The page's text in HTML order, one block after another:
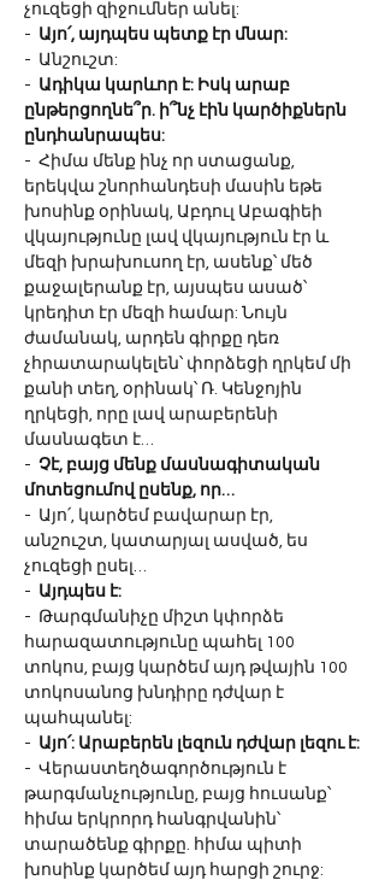
չուզեցի զիջումներ անել:
- Այո՛, այդպես պետք էր մնար:
-  Անշուշտ:
- Ադիկա կարևոր է: Իսկ արաբ
ընթերցողնե՞ր. ի՞նչ էին կարծիքներն
ընդհանրապես:
-  Հիմա մենք ինչ որ ստացանք,
երեկվա շնորհանդեսի մասին եթե
խոսինք օրինակ, Աբդուլ Աբագիեի
վկայությունը լավ վկայություն էր և
մեզի խրախուսող էր, ասենք՝ մեծ
քաջալերանք էր, այսպես ասած՝
կրեդիտ էր մեզի համար: Նույն
ժամանակ, արդեն գիրքը դեռ
չհրատարակելեն՝ փորձեցի ղրկեմ մի
քանի տեղ, օրինակ՝ Ռ. Կենջոյին
ղրկեցի, որը լավ արաբերենի
մասնագետ է…
- Չէ, բայց մենք մասնագիտական
մոտեցումով ըսենք, որ…
-  Այո՛, կարծեմ բավարար էր,
անշուշտ, կատարյալ ասված, ես
չուզեցի ըսել…
- Այդպես է:
-  Թարգմանիչը միշտ կփորձե
հարազատությունը պահել 100
տոկոս, բայց կարծեմ այդ թվային 100
տոկոսանոց խնդիրը դժվար է
պահպանել:
- Այո՛: Արաբերեն լեզուն դժվար լեզու է:
-  Վերաստեղծագործություն է
թարգմանչությունը, բայց հուսանք՝
հիմա երկրորդ հանգրվանին՝
տարածենք գիրքը. հիմա պիտի
խոսինք կարծեմ այդ հարցի շուրջ: